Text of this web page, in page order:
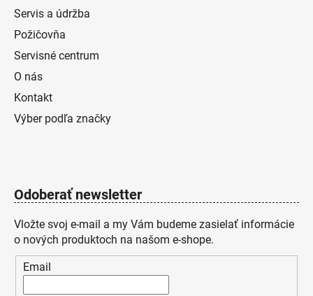
Servis a údržba
Požičovňa
Servisné centrum
O nás
Kontakt
Výber podľa značky
Odoberať newsletter
Vložte svoj e-mail a my Vám budeme zasielať informácie
o nových produktoch na našom e-shope.
Email